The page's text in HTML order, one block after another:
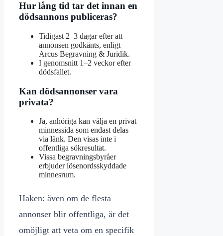
Hur lång tid tar det innan en
dödsannons publiceras?
Tidigast 2–3 dagar efter att
annonsen godkänts, enligt
Arcus Begravning & Juridik.
I genomsnitt 1–2 veckor efter
dödsfallet.
Kan dödsannonser vara
privata?
Ja, anhöriga kan välja en privat
minnessida som endast delas
via länk. Den visas inte i
offentliga sökresultat.
Vissa begravningsbyråer
erbjuder lösenordsskyddade
minnesrum.
Haken: även om de flesta
annonser blir offentliga, är det
omöjligt att veta om en specifik